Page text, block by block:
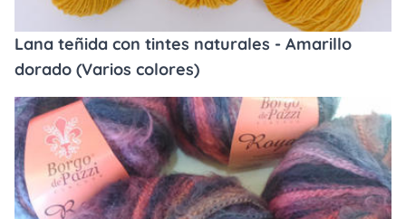
Lana teñida con tintes naturales - Amarillo
dorado (Varios colores)